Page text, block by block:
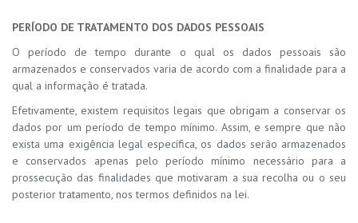
PERÍODO DE TRATAMENTO DOS DADOS PESSOAIS
O período de tempo durante o qual os dados pessoais são
armazenados e conservados varia de acordo com a finalidade para a
qual a informação é tratada.
Efetivamente, existem requisitos legais que obrigam a conservar os
dados por um período de tempo mínimo. Assim, e sempre que não
exista uma exigência legal específica, os dados serão armazenados
e conservados apenas pelo período mínimo necessário para a
prossecução das finalidades que motivaram a sua recolha ou o seu
posterior tratamento, nos termos definidos na lei.